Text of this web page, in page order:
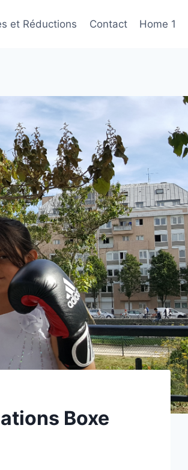
et Réductions Contact Home 1
Boxe